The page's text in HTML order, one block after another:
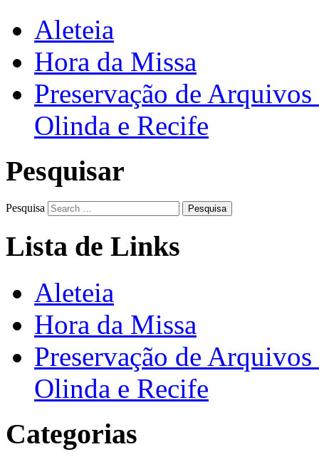
Aleteia
Hora da Missa
Preservação de
Olinda e Recife
Pesquisar
Pesquisa
Lista de Links
Aleteia
Hora da Missa
Preservação de
Olinda e Recife
Categorias